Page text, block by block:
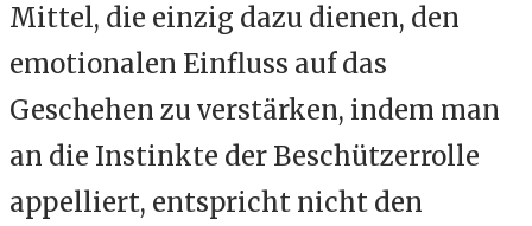
Mittel, die einzig dazu dienen, den
emotionalen Einfluss auf das
Geschehen zu verstärken, indem man
an die Instinkte der Beschützerrolle
appelliert, entspricht nicht den